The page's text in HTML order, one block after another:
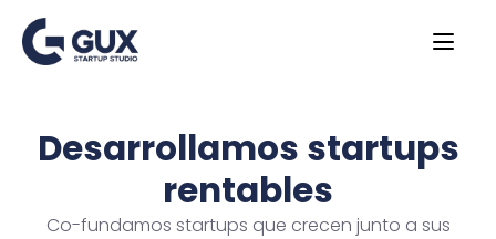
Desarrollamos startups
rentables
Co-fundamos startups que crecen junto a sus